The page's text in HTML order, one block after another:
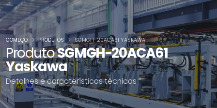
ProdutoSGMGH-20ACA61
Yaskawa
Detalhes e características técnicas
COMEÇO PRODUTOS SGMGH-20ACA61 YASKAWA